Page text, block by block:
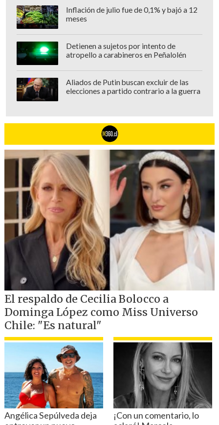
Inflación de julio fue de 0,1% y bajó a 12
meses
Detienen a sujetos por intento de
atropello a carabineros en Peñalolén
Aliados de Putin buscan excluir de las
elecciones a partido contrario a la guerra